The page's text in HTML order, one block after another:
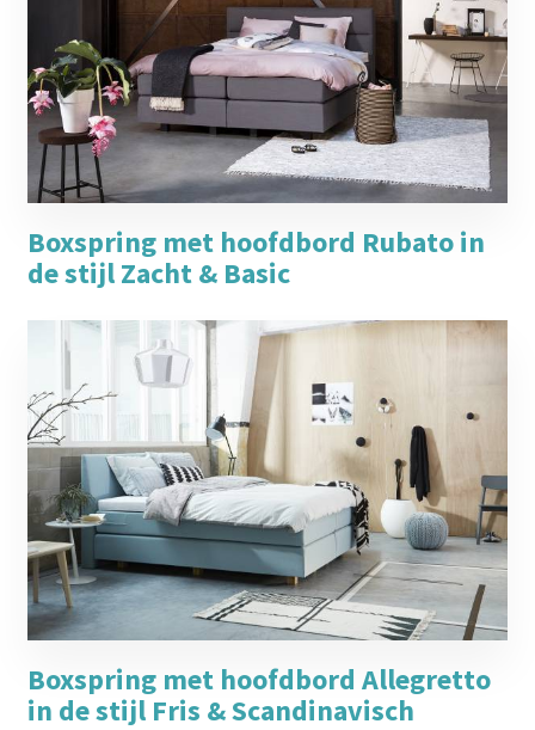
Boxspring met hoofdbord Rubato in
de stijl Zacht & Basic
Boxspring met hoofdbord Allegretto
in de stijl Fris & Scandinavisch